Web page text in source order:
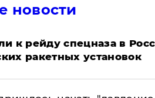
новости
к рейду спецназа в
ракетных установок